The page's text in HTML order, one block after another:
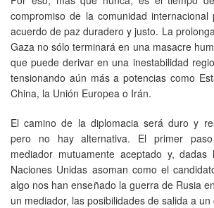
compromiso de la comunidad
acuerdo de paz duradero y justo. La
Gaza no sólo terminará en una masacre
que puede derivar en una inestabilidad
tensionando aún más a potencias como
China, la Unión Europea o Irán.
El camino de la diplomacia será duro y
pero no hay alternativa. El primer
mediador mutuamente aceptado y, dadas
Naciones Unidas asoman como el
algo nos han enseñado la guerra de Rusia
un mediador, las posibilidades de salida a